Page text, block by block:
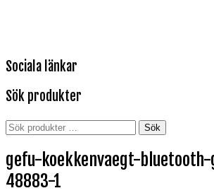
Sociala länkar
Sök produkter
Sök
Sök
gefu-koekkenvaegt-
48883-1